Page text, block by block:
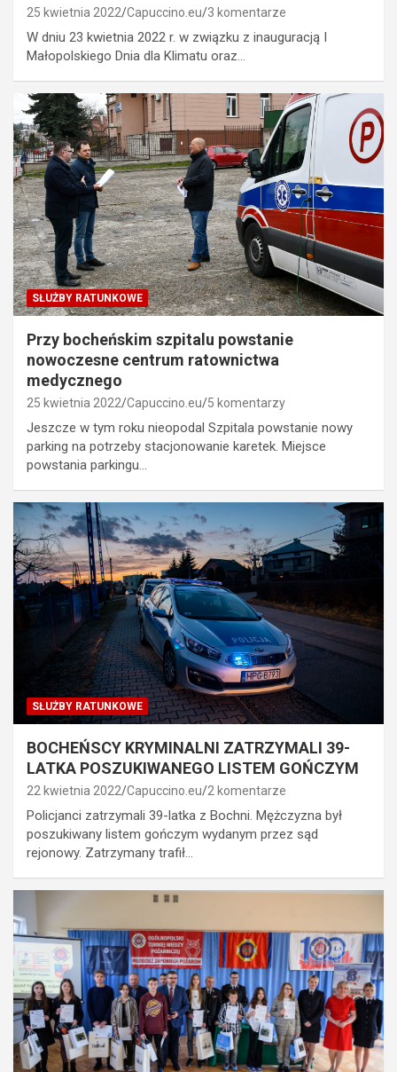
25 kwietnia 2022 Capuccino.eu 3 komentarze
W dniu 23 kwietnia 2022 r. w związku z inauguracją I
Małopolskiego Dnia dla Klimatu oraz…
SŁUŻBY RATUNKOWE
Przy bocheńskim szpitalu powstanie
nowoczesne centrum ratownictwa
medycznego
25 kwietnia 2022 Capuccino.eu 5 komentarzy
Jeszcze w tym roku nieopodal Szpitala powstanie nowy
parking na potrzeby stacjonowanie karetek. Miejsce
powstania parkingu…
SŁUŻBY RATUNKOWE
BOCHEŃSCY KRYMINALNI ZATRZYMALI 39-
LATKA POSZUKIWANEGO LISTEM GOŃCZYM
22 kwietnia 2022 Capuccino.eu 2 komentarze
Policjanci zatrzymali 39-latka z Bochni. Mężczyzna był
poszukiwany listem gończym wydanym przez sąd
rejonowy. Zatrzymany trafił…